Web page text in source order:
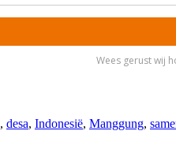
, desa, Indonesië, Manggung,